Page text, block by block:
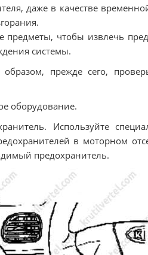
даже в качестве
предметы, чтобы извлечь
системы.
прежде сего,
оборудование.
Используйте
в моторном
предохранитель.